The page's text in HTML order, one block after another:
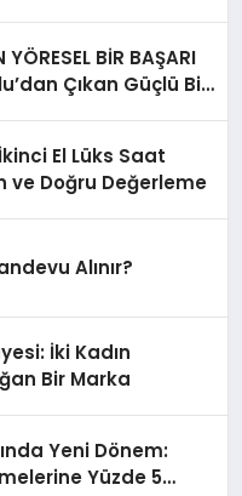
YÖRESEL BİR BAŞARI
Çıkan Güçlü Bir
El Lüks Saat
ve Doğru Değerleme
Alınır?
İki Kadın
Bir Marka
Yeni Dönem:
Yüzde 5